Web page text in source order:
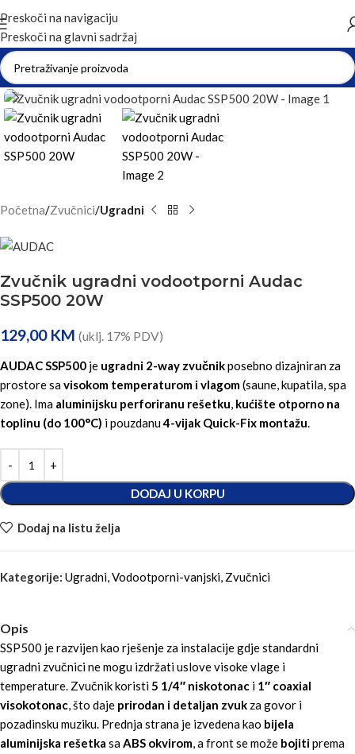
Preskoči na navigaciju
Preskoči na glavni sadržaj
Kliknite za uvećanje
Početna Zvučnici Ugradni
Zvučnik ugradni vodootporni Audac
SSP500 20W
129,00 KM (uklj. 17% PDV)
AUDAC SSP500 je ugradni 2-way zvučnikposebno dizajniran za
prostore savisokom temperaturom i vlagom(saune, kupatila, spa
zone). Ima aluminijsku perforiranu rešetku, kućište otporno na
toplinu (do 100°C) i pouzdanu4-vijak Quick-Fix montažu.
DODAJ U KORPU
Dodaj na listu želja
Kategorije: Ugradni,Vodootporni-vanjski, Zvučnici
Opis
SSP500 je razvijen kao rješenje za instalacije gdje standardni
ugradni zvučnici ne mogu izdržati uslove visoke vlage i
temperature. Zvučnik koristi5 1/4″ niskotonac i 1″ coaxial
visokotonac, što daje prirodan i detaljan zvuk za govor i
pozadinsku muziku. Prednja strana je izvedena kao bijela
aluminijska rešetka saABS okvirom, a front se može bojitiprema